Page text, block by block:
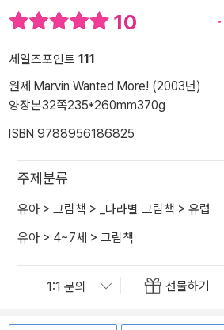
10
세일즈포인트 111
원제 Marvin Wanted More! (2003년)
양장본32쪽235*260mm370g
ISBN 9788956186825
주제분류
유아 > 그림책 > _나라별 그림책 > 유럽
유아 > 4~7세 > 그림책
선물하기